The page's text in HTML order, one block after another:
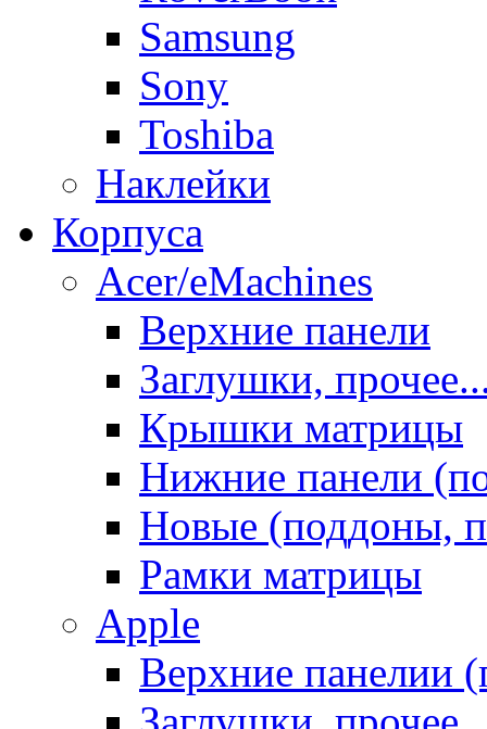
Samsung
Sony
Toshiba
Наклейки
Корпуса
Acer/eMachines
Верхние панели
Заглушки,
Крышки матрицы
Нижние панели
Новые (поддоны,
Рамки матрицы
Apple
Верхние панелии